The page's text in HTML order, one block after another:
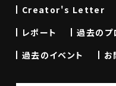
Creator's Letter
レポート
過去のプ
過去のイベント
お